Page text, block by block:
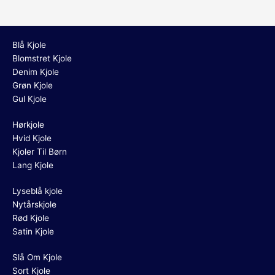
Blå Kjole
Blomstret Kjole
Denim Kjole
Grøn Kjole
Gul Kjole
Hørkjole
Hvid Kjole
Kjoler Til Børn
Lang Kjole
Lyseblå kjole
Nytårskjole
Rød Kjole
Satin Kjole
Slå Om Kjole
Sort Kjole